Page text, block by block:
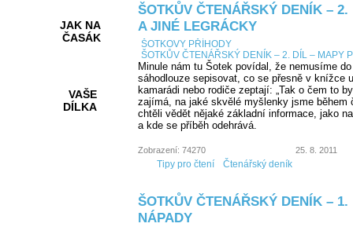
JAK NA
ČASÁK
VAŠE
DÍLKA
ŠOTKŮV ČTENÁŘSKÝ DENÍK –
A JINÉ LEGRÁCKY
ŠOTKOVY PŘÍHODY
ŠOTKŮV ČTENÁŘSKÝ DENÍK – 2. DÍL – MAPY
Minule nám tu Šotek povídal, že nemusíme
sáhodlouze sepisovat, co se přesně v knížce
kamarádi nebo rodiče zeptají: „Tak o čem to
zajímá, na jaké skvělé myšlenky jsme během
chtěli vědět nějaké základní informace, jako
a kde se příběh odehrává.
Zobrazení: 74270 25. 8. 2011
Tipy pro čtení Čtenářský deník
ŠOTKŮV ČTENÁŘSKÝ DENÍK –
NÁPADY